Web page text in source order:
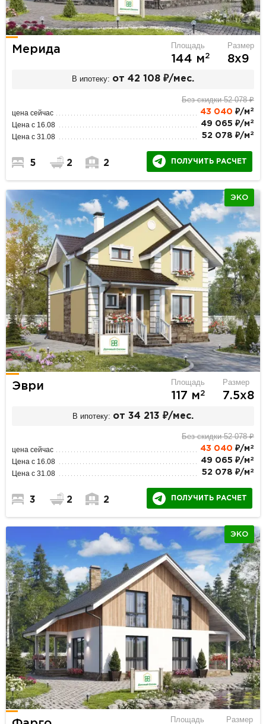
Мерида Площадь
144 м2
Размер
8х9
В ипотеку: от 42 108 ₽/мес.
Без скидки 52 078 ₽
цена сейчас 43 040 ₽/м 2
Цена с 16.08 49 065 ₽/м 2
Цена с 31.08 52 078 ₽/м 2
5 2 2 ПОЛУЧИТЬ РАСЧЕТ
ЭКО
Эври Площадь
117 м2
Размер
7.5х8
В ипотеку: от 34 213 ₽/мес.
Без скидки 52 078 ₽
цена сейчас 43 040 ₽/м 2
Цена с 16.08 49 065 ₽/м 2
Цена с 31.08 52 078 ₽/м 2
3 2 2 ПОЛУЧИТЬ РАСЧЕТ
ЭКО
Площадь Размер